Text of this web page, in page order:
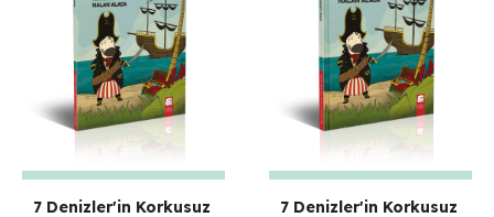
7 Denizler'in Korkusuz
7 Denizler'in Korkusuz